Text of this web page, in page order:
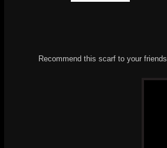
Recommend this scarf to your friends